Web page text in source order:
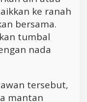
ke ranah
bersama.
tumbal
nada
tersebut,
mantan